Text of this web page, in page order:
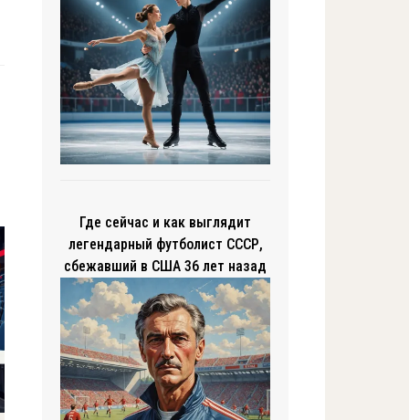
Где сейчас и как выглядит
легендарный футболист СССР,
сбежавший в США 36 лет назад